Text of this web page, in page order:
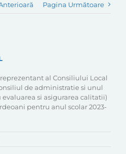
Pagina Următoare
al Consiliului Local
de administratie si unul
evaluarea si asigurarea calitatii)
pentru anul scolar 2023-